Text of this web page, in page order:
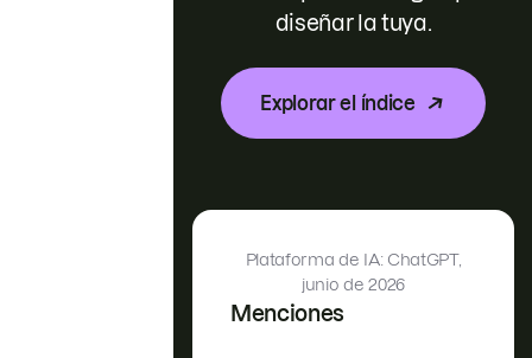
diseñar la tuya.
Explorar el índice
Menciones
Plataforma de IA: ChatGPT,
junio de 2026